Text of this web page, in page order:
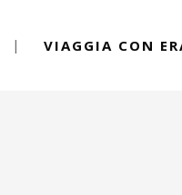
VIAGGIA CON